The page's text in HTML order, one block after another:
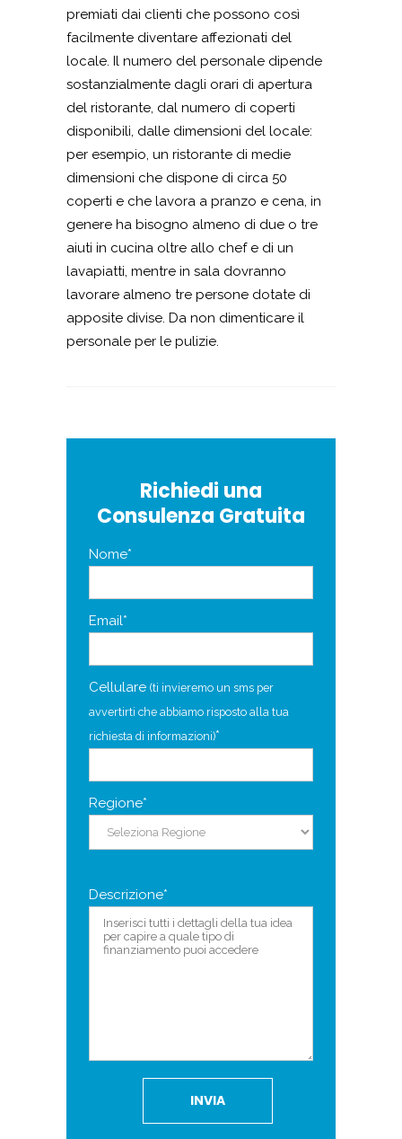
premiati dai clienti che possono così
facilmente diventare affezionati del
locale. Il numero del personale dipende
sostanzialmente dagli orari di apertura
del ristorante, dal numero di coperti
disponibili, dalle dimensioni del locale:
per esempio, un ristorante di medie
dimensioni che dispone di circa 50
coperti e che lavora a pranzo e cena, in
genere ha bisogno almeno di due o tre
aiuti in cucina oltre allo chef e di un
lavapiatti, mentre in sala dovranno
lavorare almeno tre persone dotate di
apposite divise. Da non dimenticare il
personale per le pulizie.
Richiedi una
Consulenza Gratuita
Nome*
Email*
Cellulare (ti invieremo un sms per
avvertirti che abbiamo risposto alla tua
richiesta di informazioni)*
Regione*
Descrizione*